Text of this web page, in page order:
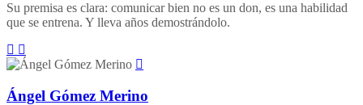
Su premisa es clara: comunicar bien no es un don, es una habilidad
que se entrena. Y lleva años demostrándolo.
Ángel Gómez Merino